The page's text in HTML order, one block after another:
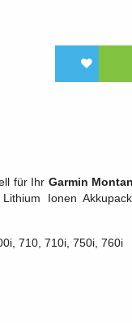
für Ihr Garmin
Ionen
710, 710i, 750i, 760i